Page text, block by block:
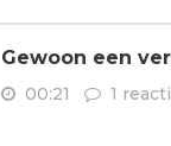
Gewoon een
00:21 1